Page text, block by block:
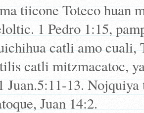
tiicone Toteco huan
1 Pedro 1:15,
catli amo cuali,
catli mitzmacatoc,
Juan.5:11-13.
Juan 14:2.